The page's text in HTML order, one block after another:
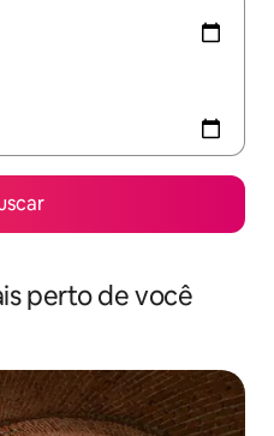
perto de você
dos hóspedes